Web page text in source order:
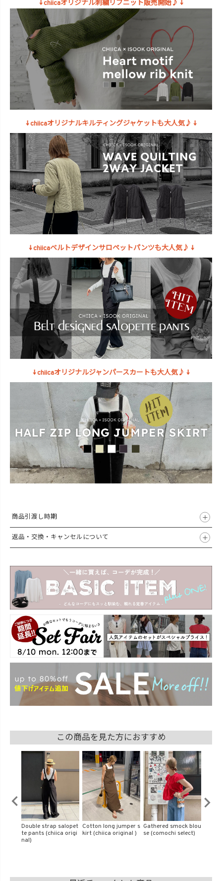
↓ chiicaオリジナル刺繍リブニット販売開始♪ ↓
↓ chiicaオリジナルキルティングジャケットも大人気♪ ↓
↓ chiicaベルトデザインサロペットパンツも大人気♪ ↓
↓ chiicaオリジナルジャンパースカートも大人気♪ ↓
商品引渡し時期
返品・交換・キャンセルについて
この商品を見た方におすすめ
Double strap salopet
te pants (chiica origi
nal)
Cotton long jumper s
kirt (chiica original )
Gathered smock blou
se (comochi select)